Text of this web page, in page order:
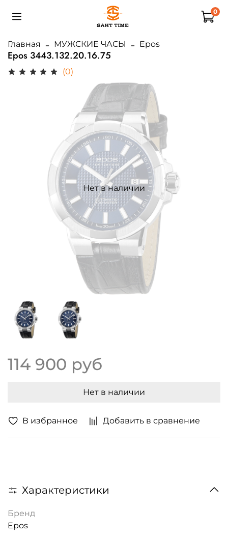
0
Главная МУЖСКИЕ ЧАСЫ Epos
Epos 3443.132.20.16.75
(0)
В избранное Добавить в сравнение
Нет в наличии
114 900 руб
Нет в наличии
Характеристики
Бренд
Epos